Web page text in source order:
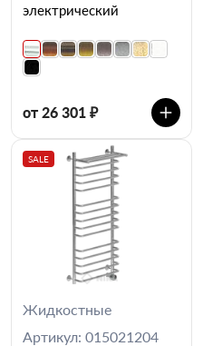
электрический
от 26 301 ₽
SALE
Жидкостные
Артикул: 015021204